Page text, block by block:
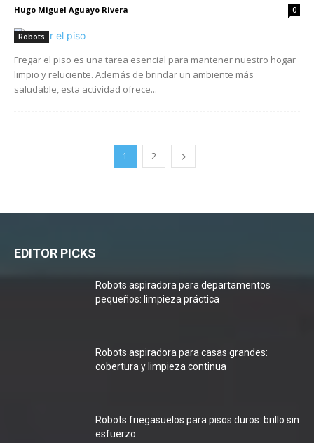
Hugo Miguel Aguayo Rivera 0
Robots
Fregar el piso es una tarea esencial para mantener nuestro hogar
limpio y reluciente. Además de brindar un ambiente más
saludable, esta actividad ofrece...
1 2
EDITOR PICKS
Robots aspiradora para departamentos
pequeños: limpieza práctica
Robots aspiradora para casas grandes:
cobertura y limpieza continua
Robots friegasuelos para pisos duros: brillo sin
esfuerzo